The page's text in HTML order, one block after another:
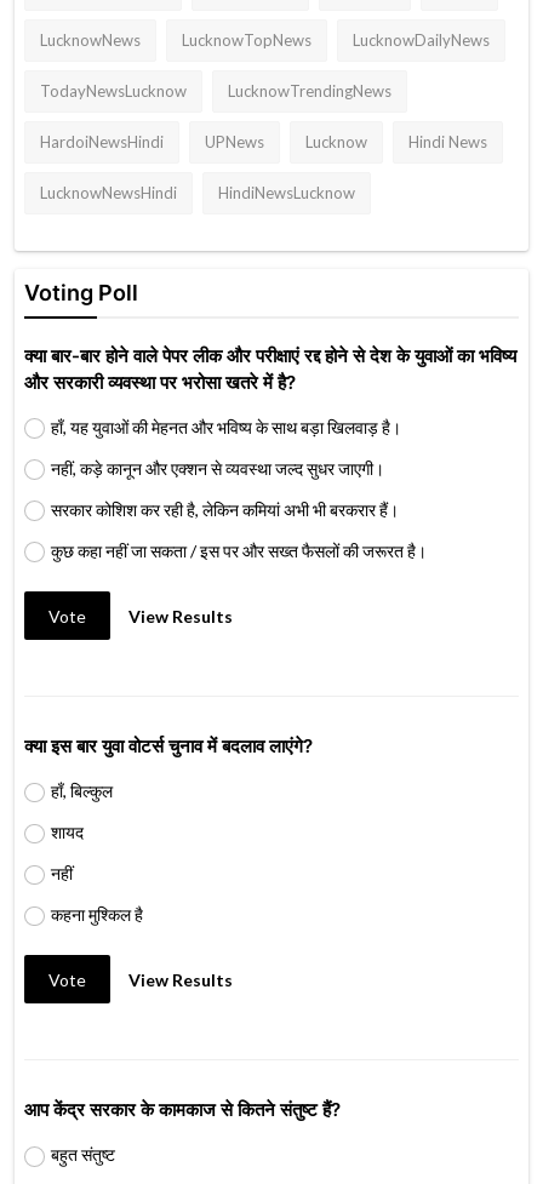
LucknowNews LucknowTopNews LucknowDailyNews
TodayNewsLucknow LucknowTrendingNews
HardoiNewsHindi UPNews Lucknow Hindi News
LucknowNewsHindi HindiNewsLucknow
Voting Poll
क्या बार-बार होने वाले पेपर लीक और परीक्षाएं रद्द होने से देश के युवाओं का भविष्य
और सरकारी व्यवस्था पर भरोसा खतरे में है?
हाँ, यह युवाओं की मेहनत और भविष्य के साथ बड़ा खिलवाड़ है।
नहीं, कड़े कानून और एक्शन से व्यवस्था जल्द सुधर जाएगी।
सरकार कोशिश कर रही है, लेकिन कमियां अभी भी बरकरार हैं।
कुछ कहा नहीं जा सकता / इस पर और सख्त फैसलों की जरूरत है।
Vote View Results
क्या इस बार युवा वोटर्स चुनाव में बदलाव लाएंगे?
हाँ, बिल्कुल
शायद
नहीं
कहना मुश्किल है
Vote View Results
आप केंद्र सरकार के कामकाज से कितने संतुष्ट हैं?
बहुत संतुष्ट